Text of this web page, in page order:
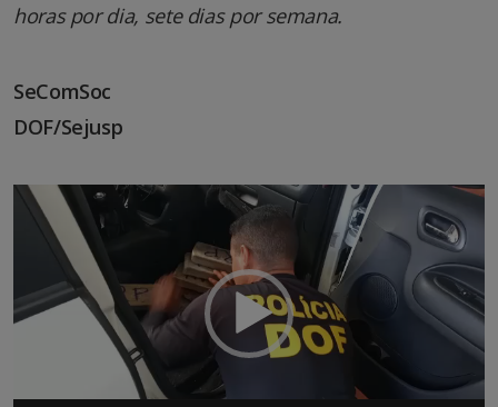
horas por dia, sete dias por semana.
SeComSoc
DOF/Sejusp
Tocador
vídeo